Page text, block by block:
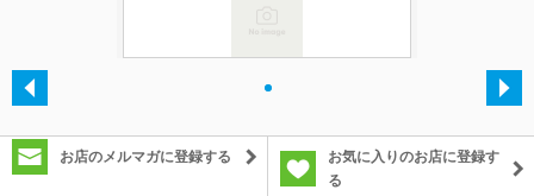
お店のメルマガに登録する
お気に入りのお店に登録す
る